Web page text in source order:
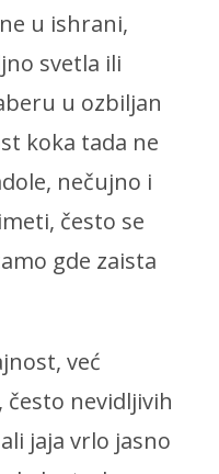
u ishrani,
svetla ili
u ozbiljan
koka tada ne
nečujno i
često se
gde zaista
već
često nevidljivih
jaja vrlo jasno